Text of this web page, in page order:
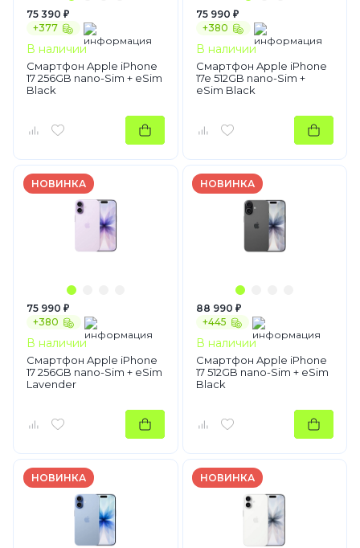
75 390 ₽
+377
В наличии
Смартфон Apple iPhone
17 256GB nano-Sim + eSim
Black
75 990 ₽
+380
В наличии
Смартфон Apple iPhone
17e 512GB nano-Sim +
eSim Black
НОВИНКА
75 990 ₽
+380
В наличии
Смартфон Apple iPhone
17 256GB nano-Sim + eSim
Lavender
НОВИНКА
88 990 ₽
+445
В наличии
Смартфон Apple iPhone
17 512GB nano-Sim + eSim
Black
НОВИНКА НОВИНКА